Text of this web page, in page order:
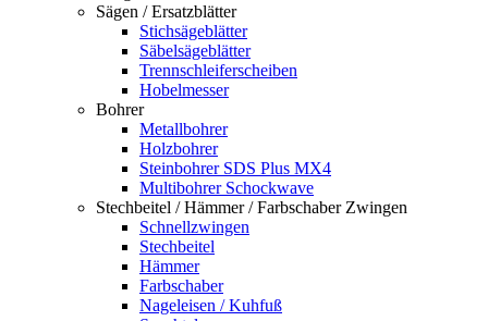
Sägen / Ersatzblätter
Stichsägeblätter
Säbelsägeblätter
Trennschleiferscheiben
Hobelmesser
Bohrer
Metallbohrer
Holzbohrer
Steinbohrer SDS Plus MX4
Multibohrer Schockwave
Stechbeitel / Hämmer / Farbschaber Zwingen
Schnellzwingen
Stechbeitel
Hämmer
Farbschaber
Nageleisen / Kuhfuß